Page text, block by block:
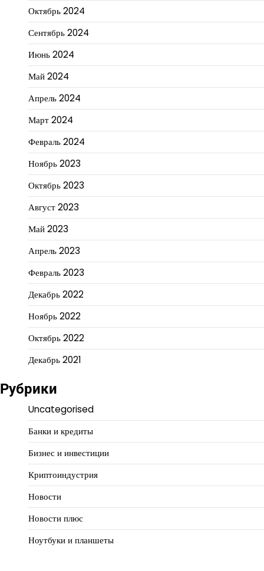
Октябрь 2024
Сентябрь 2024
Июнь 2024
Май 2024
Апрель 2024
Март 2024
Февраль 2024
Ноябрь 2023
Октябрь 2023
Август 2023
Май 2023
Апрель 2023
Февраль 2023
Декабрь 2022
Ноябрь 2022
Октябрь 2022
Декабрь 2021
Рубрики
Uncategorised
Банки и кредиты
Бизнес и инвестиции
Криптоиндустрия
Новости
Новости плюс
Ноутбуки и планшеты